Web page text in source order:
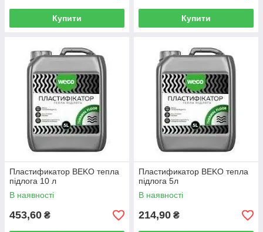
Купити Купити
Пластификатор BEKO тепла
підлога 10 л
В наявності
453,60 ₴
Пластификатор BEKO тепла
підлога 5л
В наявності
214,90 ₴